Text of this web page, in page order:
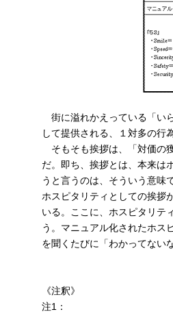
街に溢れかえっている「い
して提供される、１対多の行
そもそも挨拶は、「対価の
だ。即ち、挨拶とは、本来は
うと言うのは、そういう意味
ホスピタリティとしての挨拶
いる。ここに、ホスピタリテ
う。マニュアル化されたホス
を聞くたびに「わかってない
《注釈》
注1：